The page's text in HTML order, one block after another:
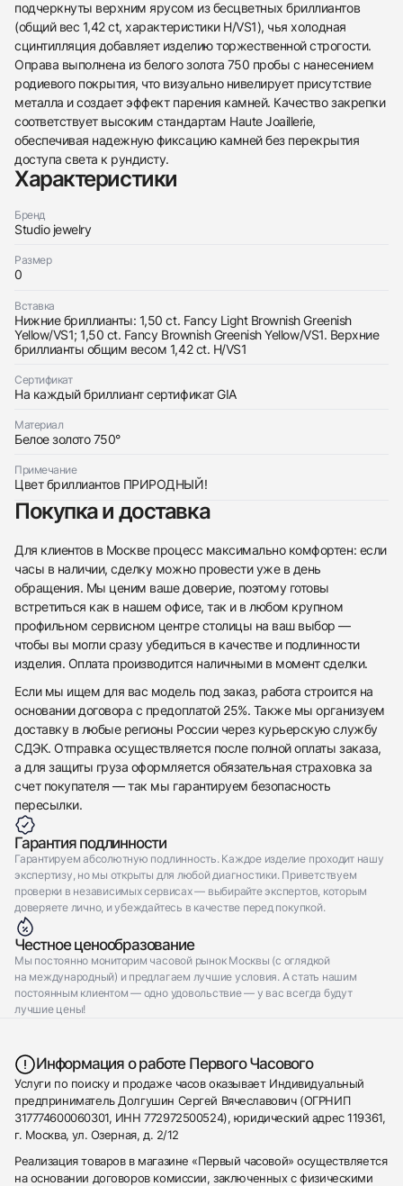
438
285
145
142
205
204
195
150
6
подчеркнуты верхним ярусом из бесцветных бриллиантов
(общий вес 1,42 ct, характеристики H/VS1), чья холодная
сцинтилляция добавляет изделию торжественной строгости.
Оправа выполнена из белого золота 750 пробы с нанесением
родиевого покрытия, что визуально нивелирует присутствие
металла и создает эффект парения камней. Качество закрепки
соответствует высоким стандартам Haute Joaillerie,
обеспечивая надежную фиксацию камней без перекрытия
доступа света к рундисту.
Характеристики
Бренд
Studio jewelry
Размер
0
Вставка
Нижние бриллианты: 1,50 ct. Fancy Light Brownish Greenish
Yellow/VS1; 1,50 ct. Fancy Brownish Greenish Yellow/VS1. Верхние
бриллианты общим весом 1,42 ct. H/VS1
Сертификат
На каждый бриллиант сертификат GIA
Материал
Белое золото 750°
Примечание
Цвет бриллиантов ПРИРОДНЫЙ!
Покупка и доставка
Для клиентов в Москве процесс максимально комфортен: если
часы в наличии, сделку можно провести уже в день
обращения. Мы ценим ваше доверие, поэтому готовы
встретиться как в нашем офисе, так и в любом крупном
профильном сервисном центре столицы на ваш выбор —
чтобы вы могли сразу убедиться в качестве и подлинности
изделия. Оплата производится наличными в момент сделки.
Если мы ищем для вас модель под заказ, работа строится на
основании договора с предоплатой 25%. Также мы организуем
доставку в любые регионы России через курьерскую службу
СДЭК. Отправка осуществляется после полной оплаты заказа,
а для защиты груза оформляется обязательная страховка за
счет покупателя — так мы гарантируем безопасность
пересылки.
Гарантия подлинности
Гарантируем абсолютную подлинность. Каждое изделие проходит нашу
экспертизу, но мы открыты для любой диагностики. Приветствуем
проверки в независимых сервисах — выбирайте экспертов, которым
доверяете лично, и убеждайтесь в качестве перед покупкой.
Честное ценообразование
Мы постоянно мониторим часовой рынок Москвы (с оглядкой
на международный) и предлагаем лучшие условия. А стать нашим
постоянным клиентом — одно удовольствие — у вас всегда будут
лучшие цены!
Информация о работе Первого Часового
Услуги по поиску и продаже часов оказывает Индивидуальный
предприниматель Долгушин Сергей Вячеславович (ОГРНИП
317774600060301, ИНН 772972500524), юридический адрес 119361,
г. Москва, ул. Озерная, д. 2/12
Реализация товаров в магазине «Первый часовой» осуществляется
на основании договоров комиссии, заключенных с физическими
Заказать эти часы
с вами
Studio jewelry
Серьги 1,50/1,51 ct. FBGY/VS1 &quot;Pear
Diamonds&quot;
Отправить заявку
Трейд-ин часов
Оставьте ваши контактные данные и мы свяжемся
Diamonds&quot;
НовыеКоробка + Документы
$23,200
Приложите фото ваших часов…
Отправить заявку